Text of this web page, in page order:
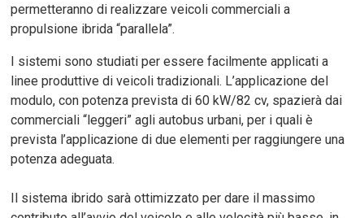
permetteranno di realizzare veicoli commerciali a
propulsione ibrida “parallela”.
I sistemi sono studiati per essere facilmente applicati a
linee produttive di veicoli tradizionali. L’applicazione del
modulo, con potenza prevista di 60 kW/82 cv, spazierà dai
commerciali “leggeri” agli autobus urbani, per i quali è
prevista l’applicazione di due elementi per raggiungere una
potenza adeguata.
Il sistema ibrido sarà ottimizzato per dare il massimo